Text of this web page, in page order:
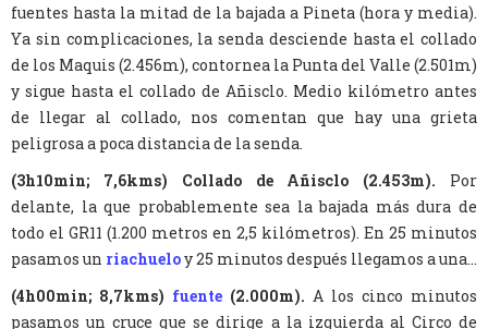
fuentes hasta la mitad de la bajada a Pineta (hora y media).
Ya sin complicaciones, la senda desciende hasta el collado
de los Maquis (2.456m), contornea la Punta del Valle (2.501m)
y sigue hasta el collado de Añisclo. Medio kilómetro antes
de llegar al collado, nos comentan que hay una grieta
peligrosa a poca distancia de la senda.
(3h10min; 7,6kms) Collado de Añisclo (2.453m). Por
delante, la que probablemente sea la bajada más dura de
todo el GR11 (1.200 metros en 2,5 kilómetros). En 25 minutos
pasamos un riachueloy 25 minutos después llegamos a una...
(4h00min; 8,7kms) fuente (2.000m). A los cinco minutos
pasamos un cruce que se dirige a la izquierda al Circo de